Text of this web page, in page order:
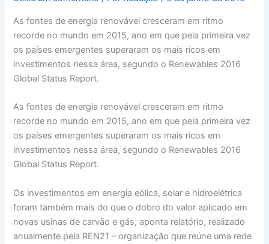
As fontes de energia renovável cresceram em ritmo
recorde no mundo em 2015, ano em que pela primeira vez
os países emergentes superaram os mais ricos em
investimentos nessa área, segundo o Renewables 2016
Global Status Report.
As fontes de energia renovável cresceram em ritmo
recorde no mundo em 2015, ano em que pela primeira vez
os países emergentes superaram os mais ricos em
investimentos nessa área, segundo o Renewables 2016
Global Status Report.
Os investimentos em energia eólica, solar e hidroelétrica
foram também mais do que o dobro do valor aplicado em
novas usinas de carvão e gás, aponta relatório, realizado
anualmente pela REN21 – organização que reúne uma rede